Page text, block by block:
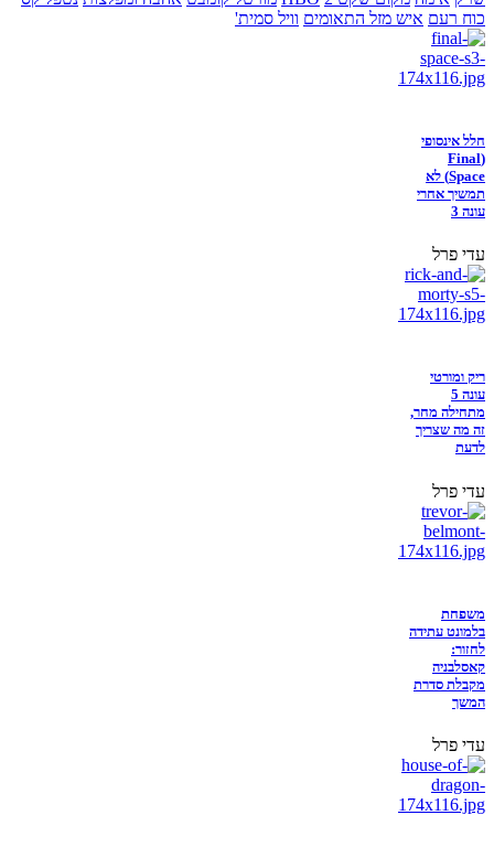
כוח רעם איש מזל התאומים וויל סמית'
חלל אינסופי
(Final
Space) לא
תמשיך אחרי
עונה 3
עדי פרל
ריק ומורטי
עונה 5
מתחילה מחר,
זה מה שצריך
לדעת
עדי פרל
משפחת
בלמונט עתידה
לחזור:
קאסלבניה
מקבלת סדרת
המשך
עדי פרל